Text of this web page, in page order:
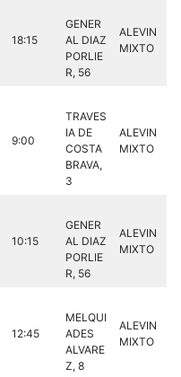
18:15
GENER
AL DIAZ
PORLIE
R, 56
ALEVIN
MIXTO
9:00
TRAVES
IA DE
COSTA
BRAVA,
3
ALEVIN
MIXTO
10:15
GENER
AL DIAZ
PORLIE
R, 56
ALEVIN
MIXTO
12:45
MELQUI
ADES
ALVARE
Z, 8
ALEVIN
MIXTO